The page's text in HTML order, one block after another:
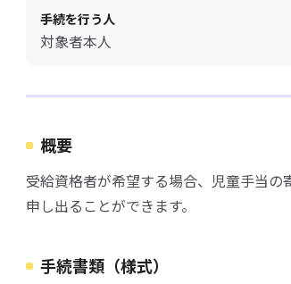
手続を行う人
対象者本人
概要
受給資格者が希望する場合、児童手当
申し出ることができます。
手続書類（様式）